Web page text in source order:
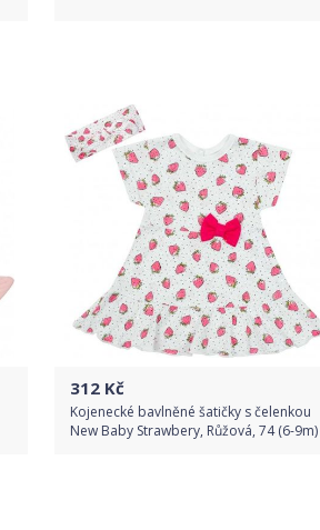
312 Kč
Kojenecké bavlněné šatičky s čelenkou
New Baby Strawbery, Růžová, 74 (6-9m)